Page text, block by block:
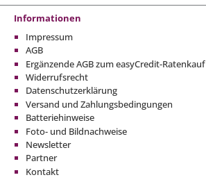
Informationen
Impressum
AGB
Ergänzende AGB zum easyCredit-Ratenkauf
Widerrufsrecht
Datenschutzerklärung
Versand und Zahlungsbedingungen
Batteriehinweise
Foto- und Bildnachweise
Newsletter
Partner
Kontakt